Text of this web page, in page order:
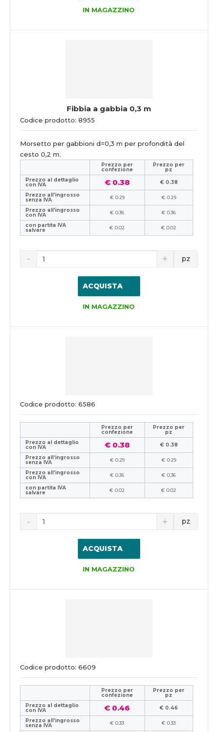
IN MAGAZZINO
Fibbia a gabbia 0,3 m
Codice prodotto: 8955
Morsetto per gabbioni d=0,3 m per profondità del
cesto 0,2 m.
Prezzo per
confezione
Prezzo per
pz
Prezzo al dettaglio
con IVA € 0.38
€ 0.38
Prezzo all'ingrosso
senza IVA € 0.29
€ 0.29
Prezzo all'ingrosso
con IVA € 0.36
€ 0.36
con partita IVA
salvare € 0.02 € 0.02
pz
ACQUISTA
IN MAGAZZINO
Codice prodotto: 6586
Prezzo per
confezione
Prezzo per
pz
Prezzo al dettaglio
con IVA € 0.38
€ 0.38
Prezzo all'ingrosso
senza IVA € 0.29
€ 0.29
Prezzo all'ingrosso
con IVA € 0.36
€ 0.36
con partita IVA
salvare € 0.02 € 0.02
pz
ACQUISTA
IN MAGAZZINO
Codice prodotto: 6609
Prezzo per
confezione
Prezzo per
pz
Prezzo al dettaglio
con IVA € 0.46
€ 0.46
Prezzo all'ingrosso
senza IVA € 0.33 € 0.33